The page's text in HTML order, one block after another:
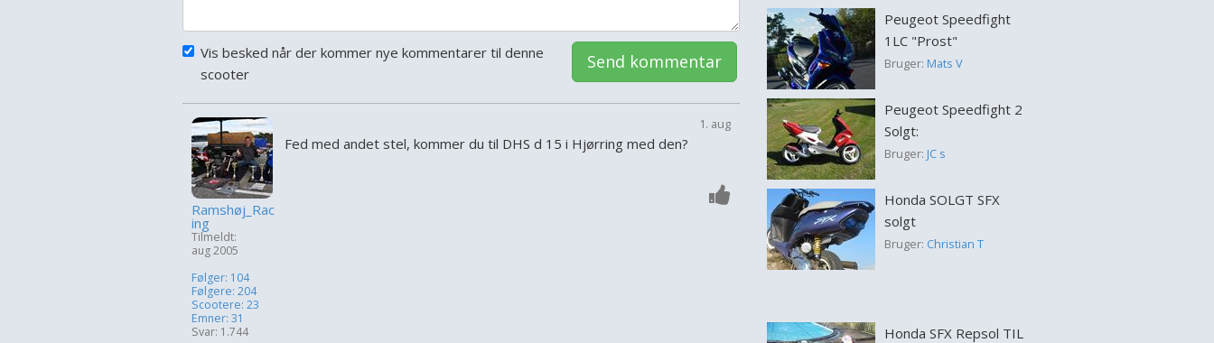
Vis besked når der kommer nye kommentarer til denne
scooter
Send kommentar
Ramshøj_Rac
ing
Tilmeldt:
aug 2005
Følger: 104
Følgere: 204
Scootere: 23
Emner: 31
Svar: 1.744
1. aug
Fed med andet stel, kommer du til DHS d 15 i Hjørring med den?
Peugeot Speedfight
1LC "Prost"
Bruger: Mats V
Peugeot Speedfight 2
Solgt:
Bruger: JC s
Honda SOLGT SFX
solgt
Bruger: Christian T
Honda SFX Repsol TIL